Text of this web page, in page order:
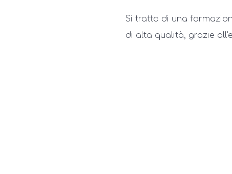
Si tratta di una
di alta qualità, grazie